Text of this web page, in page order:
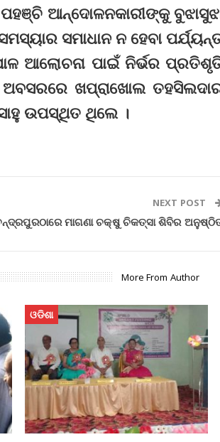
ପହଞ୍ଚି ଆନ୍ଦୋଳନକାରୀଙ୍କୁ
ସମାଧାନ ନ ହେବା
ଆଲୋଚନା ପାଇଁ ନିର୍ଭର
ଖପ୍ରାଖୋଲ
ଉପସ୍ଥିତ ଥିଲେ ।
NEXT POST
ମାଗଣା ଚକ୍ଷୁ ଚିକତ୍ସା ଶିବିର
More From Author
ଓଡିଶା